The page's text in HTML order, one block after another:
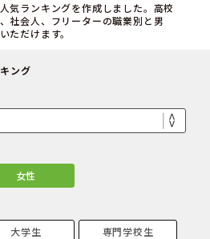
気ランキングを作成しました。高校
社会人、フリーターの職業別と男
ただけます。
ング
女性
大学生 専門学校生